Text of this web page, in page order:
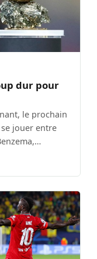
dur pour
le prochain
jouer entre